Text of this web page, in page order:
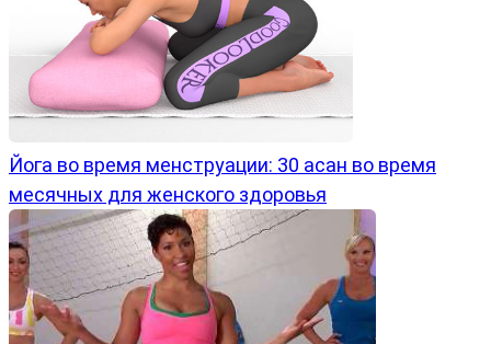
Йога во время менструации: 30 асан во время
месячных для женского здоровья